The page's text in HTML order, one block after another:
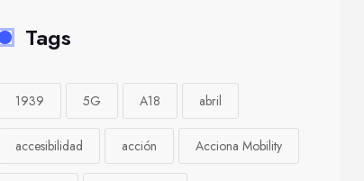
Tags
1939 5G A18 abril
accesibilidad acción Acciona Mobility